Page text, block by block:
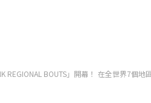
REGIONAL BOUTS」開幕！ 在全世界7個